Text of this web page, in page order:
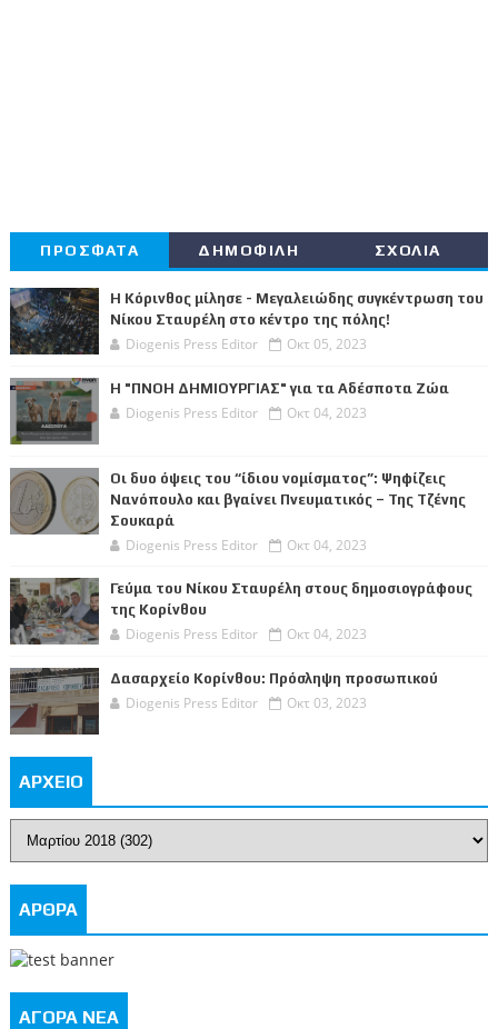
ΠΡΟΣΦΑΤΑ ΔΗΜΟΦΙΛΗ ΣΧΟΛΙΑ
Η Κόρινθος μίλησε - Μεγαλειώδης συγκέντρωση του
Νίκου Σταυρέλη στο κέντρο της πόλης!
Diogenis Press Editor Οκτ 05, 2023
Η "ΠΝΟΗ ΔΗΜΙΟΥΡΓΙΑΣ" για τα Αδέσποτα Ζώα
Diogenis Press Editor Οκτ 04, 2023
Οι δυο όψεις του “ίδιου νομίσματος”: Ψηφίζεις
Νανόπουλο και βγαίνει Πνευματικός – Της Τζένης
Σουκαρά
Diogenis Press Editor Οκτ 04, 2023
Γεύμα του Νίκου Σταυρέλη στους δημοσιογράφους
της Κορίνθου
Diogenis Press Editor Οκτ 04, 2023
Δασαρχείο Κορίνθου: Πρόσληψη προσωπικού
Diogenis Press Editor Οκτ 03, 2023
ΑΡΧΕΙΟ
ΑΡΘΡΑ
ΑΓΟΡΑ ΝΕΑ